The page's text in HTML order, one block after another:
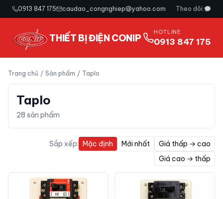
0913 847 175 caudao_congnghiep@yahoo.com Theo dõi:
THIẾT BỊ ĐIỆN CONIP
HOTLINE
0913 847 175
Trang chủ / Sản phẩm / Taplo
Taplo
28 sản phẩm
Sắp xếp: Mặc định Mới nhất
Giá thấp → cao
Giá cao → thấp